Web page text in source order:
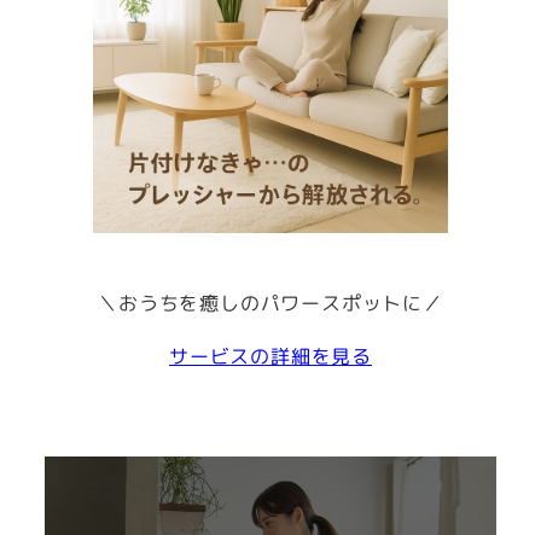
＼おうちを癒しのパワースポットに／
サービスの詳細を見る